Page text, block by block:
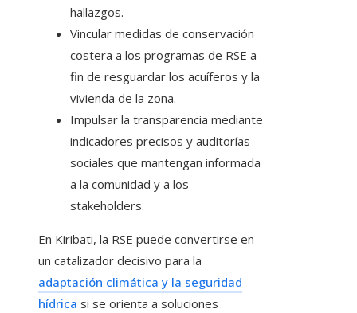
hallazgos.
Vincular medidas de conservación
costera a los programas de RSE a
fin de resguardar los acuíferos y la
vivienda de la zona.
Impulsar la transparencia mediante
indicadores precisos y auditorías
sociales que mantengan informada
a la comunidad y a los
stakeholders.
En Kiribati, la RSE puede convertirse en
un catalizador decisivo para la
adaptación climática y la seguridad
hídrica si se orienta a soluciones